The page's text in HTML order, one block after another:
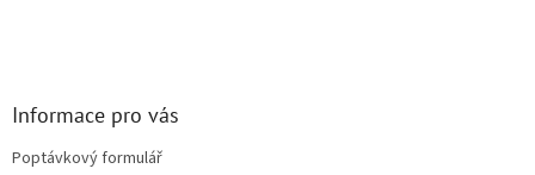
Informace pro vás
Poptávkový formulář